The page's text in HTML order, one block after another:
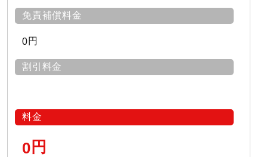
免責補償料金
0円
割引料金
料金
0 円